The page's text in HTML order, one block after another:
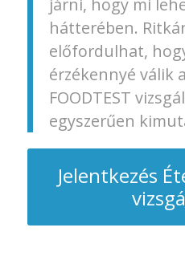
hátterében.
előfordulhat,
érzékennyé válik
FOODTEST
egyszerűen
Jelentkezés